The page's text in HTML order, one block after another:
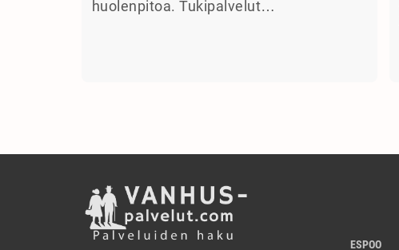
huolenpitoa. Tukipalvelut…
ESPOO